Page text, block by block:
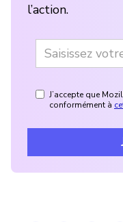
l’action.
J’accepte que
conformément à